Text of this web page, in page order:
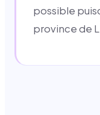
possible
province de